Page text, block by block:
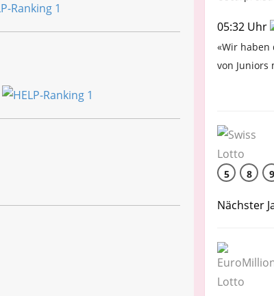
05:32 Uhr
«Wir haben
von Juniors
5 8 9
Nächster